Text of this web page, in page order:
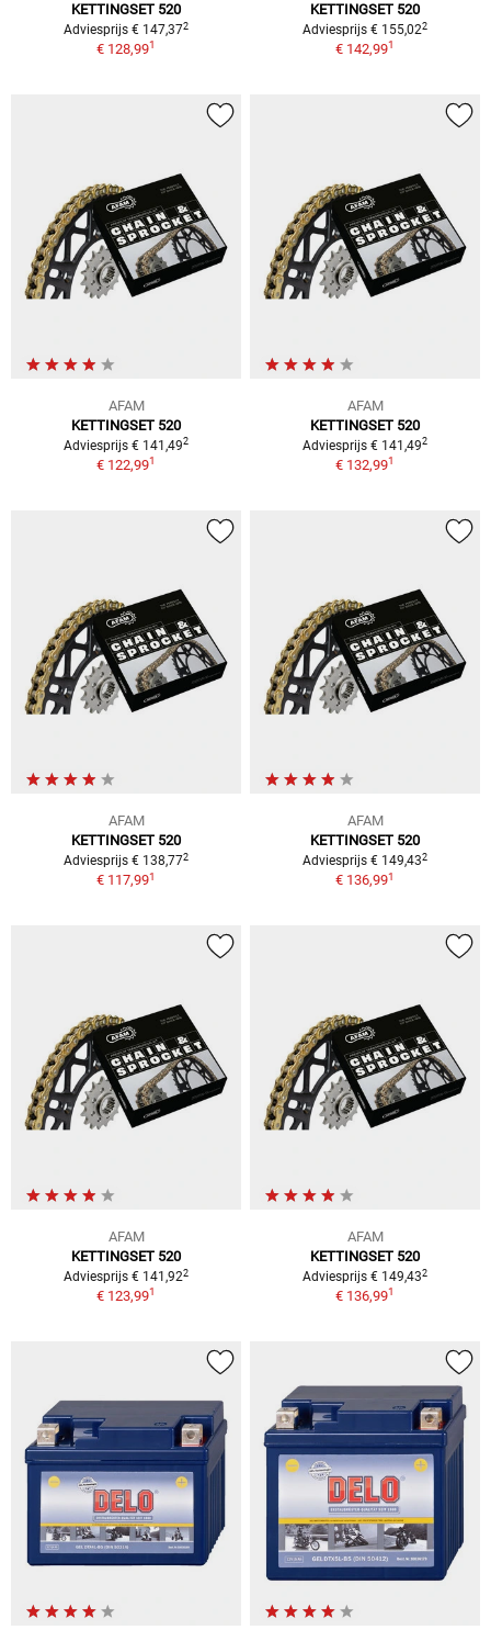
KETTINGSET 520
Adviesprijs € 147,372
€ 128,991
KETTINGSET 520
Adviesprijs € 155,022
€ 142,991
AFAM
KETTINGSET 520
Adviesprijs € 141,492
€ 122,991
AFAM
KETTINGSET 520
Adviesprijs € 141,492
€ 132,991
AFAM
KETTINGSET 520
Adviesprijs € 138,772
€ 117,991
AFAM
KETTINGSET 520
Adviesprijs € 149,432
€ 136,991
AFAM
KETTINGSET 520
Adviesprijs € 141,922
€ 123,991
AFAM
KETTINGSET 520
Adviesprijs € 149,432
€ 136,991